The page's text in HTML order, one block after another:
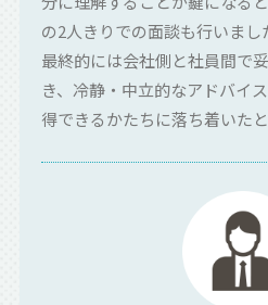
の2人きりでの面談も行いまし
最終的には会社側と社員間で
き、冷静・中立的なアドバイ
得できるかたちに落ち着いたと